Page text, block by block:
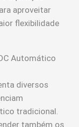
aproveitar
flexibilidade
Automático
diversos
tradicional.
também os